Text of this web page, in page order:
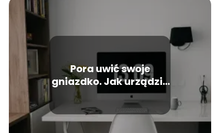
Pora uwić swoje
gniazdko. Jak urządzić
kawalerkę dla dwojga?